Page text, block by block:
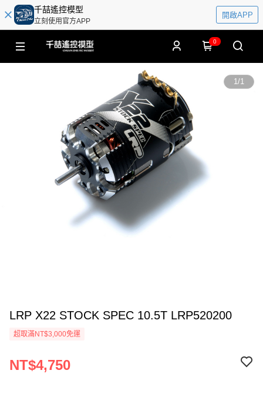
千喆遙控模型
立刻使用官方APP
開啟APP
0
1/1
LRP X22 STOCK SPEC 10.5T LRP520200
超取滿NT$3,000免運
NT$4,750